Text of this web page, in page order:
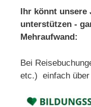
Ihr könnt
unterstützen -
Mehraufwand:
Bei
etc.) einfach über